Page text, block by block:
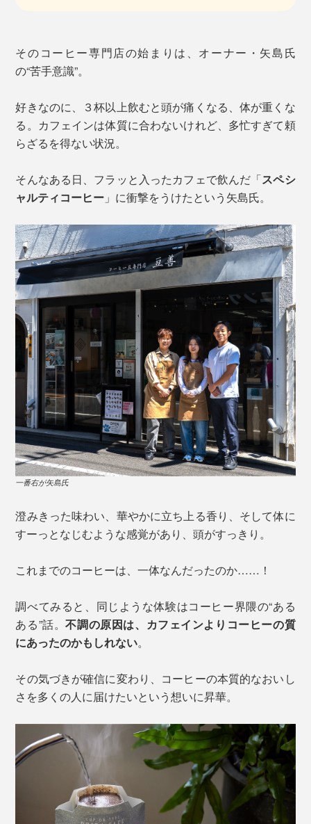
そのコーヒー専門店の始まりは、オーナー・矢島氏
の“苦手意識”。
好きなのに、３杯以上飲むと頭が痛くなる、体が重くな
る。カフェインは体質に合わないけれど、多忙すぎて頼
らざるを得ない状況。
そんなある日、フラッと入ったカフェで飲んだ「スペシ
ャルティコーヒー 」に衝撃をうけたという矢島氏。
一番右が矢島氏
澄みきった味わい、華やかに立ち上る香り、そして体に
すーっとなじむような感覚があり、頭がすっきり。
これまでのコーヒーは、一体なんだったのか……！
調べてみると、同じような体験はコーヒー界隈の“ある
ある”話。不調の原因は、カフェインよりコーヒーの質
にあったのかもしれない。
その気づきが確信に変わり、コーヒーの本質的なおいし
さを多くの人に届けたいという想いに昇華。